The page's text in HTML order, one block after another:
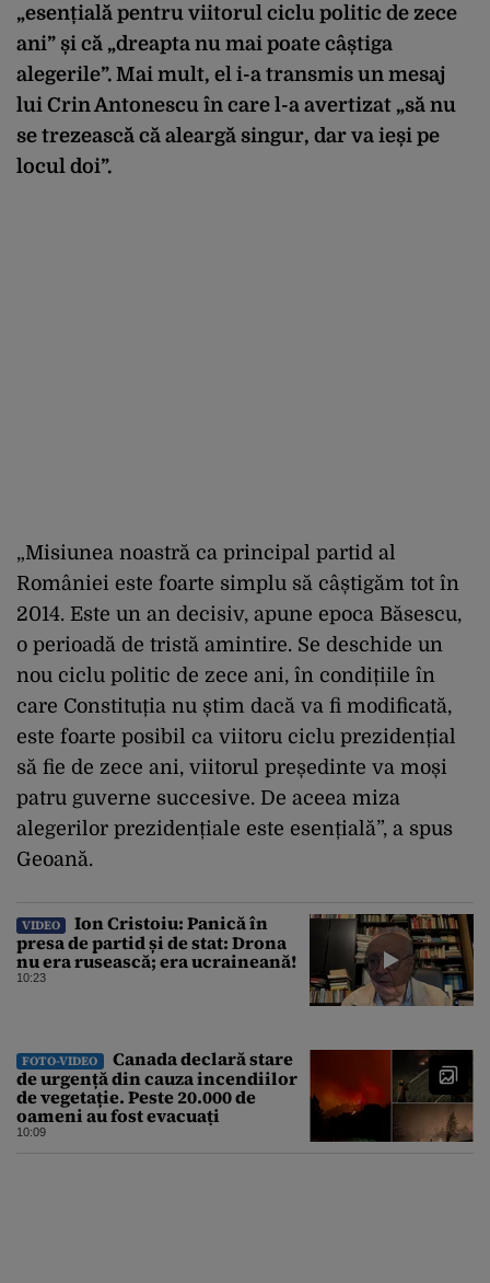
„esențială pentru viitorul ciclu politic de zece
ani” și că „dreapta nu mai poate câștiga
alegerile”. Mai mult, el i-a transmis un mesaj
lui Crin Antonescu în care l-a avertizat „să nu
se trezească că aleargă singur, dar va ieși pe
locul doi”.
„Misiunea noastră ca principal partid al
României este foarte simplu să câștigăm tot în
2014. Este un an decisiv, apune epoca Băsescu,
o perioadă de tristă amintire. Se deschide un
nou ciclu politic de zece ani, în condițiile în
care Constituția nu știm dacă va fi modificată,
este foarte posibil ca viitoru ciclu prezidențial
să fie de zece ani, viitorul președinte va moși
patru guverne succesive. De aceea miza
alegerilor prezidențiale este esențială”, a spus
Geoană.
VIDEO
Ion Cristoiu: Panică în
presa de partid și de stat: Drona
nu era rusească; era ucraineană!
10:23
FOTO-VIDEO
Canada declară stare
de urgență din cauza incendiilor
de vegetație. Peste 20.000 de
oameni au fost evacuați
10:09